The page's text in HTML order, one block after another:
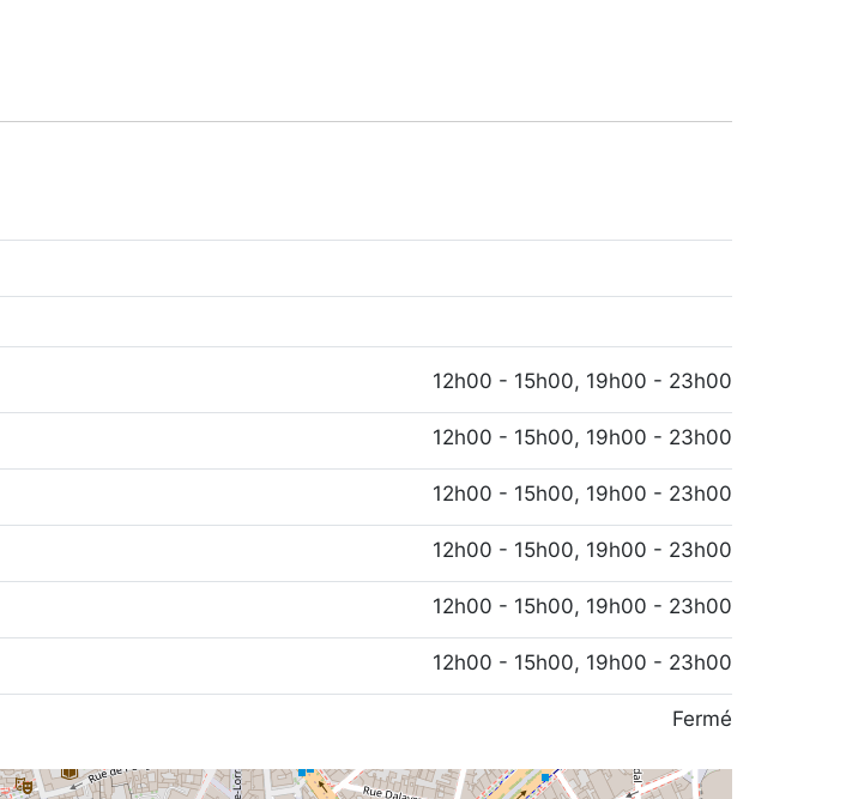
12h00 - 15h00, 19h00 - 23h00
12h00 - 15h00, 19h00 - 23h00
12h00 - 15h00, 19h00 - 23h00
12h00 - 15h00, 19h00 - 23h00
12h00 - 15h00, 19h00 - 23h00
12h00 - 15h00, 19h00 - 23h00
Fermé